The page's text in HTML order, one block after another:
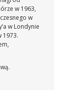
w 1963,
w
w Londynie
1973.